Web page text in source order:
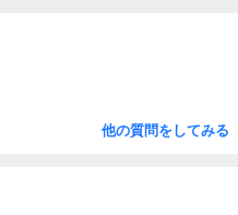
他の質問をしてみる